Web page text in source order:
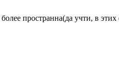
пространна(да учти, в